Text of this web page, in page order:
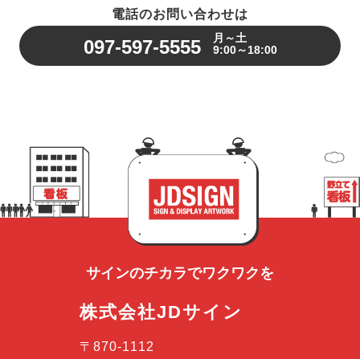
電話のお問い合わせは
097-597-5555
月～土
9:00～18:00
サインのチカラでワクワクを
株式会社JDサイン
〒870-1112